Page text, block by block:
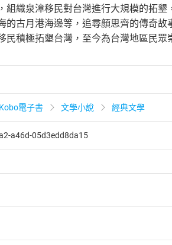
織泉漳移民對台灣進行大規模的拓
的古月港海邊等，追尋顏思齊的傳奇
積極拓墾台灣，至今為台灣地區民眾
電子書 文學小說 經典文學
a46d-05d3edd8da15
段暨通訊交易解除權合理例外情事適用